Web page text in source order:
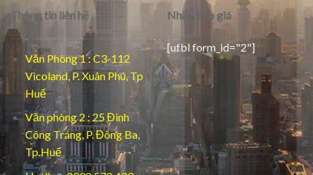
Thông tin liên hệ
Văn Phòng 1 : C3-112
Vicoland, P. Xuân Phú, Tp
Huế
Văn phòng 2 : 25 Đinh
Công Tráng, P. Đông Ba,
Tp.Huế
Nhận báo giá
[ufbl form_id="2"]